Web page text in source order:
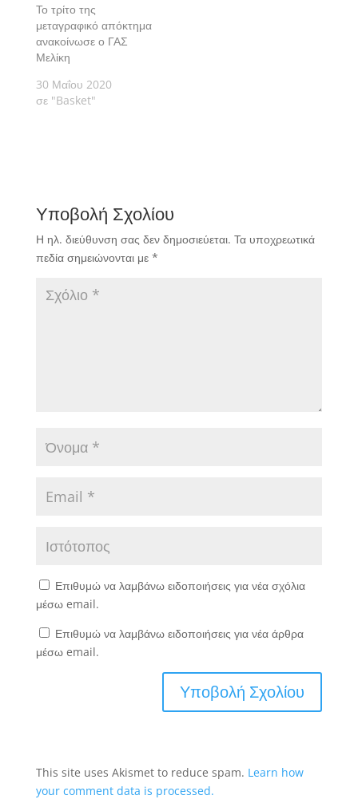
Το τρίτο της
μεταγραφικό απόκτημα
ανακοίνωσε ο ΓΑΣ
Μελίκη
30 Μαΐου 2020
σε "Basket"
Υποβολή Σχολίου
Η ηλ. διεύθυνση σας δεν δημοσιεύεται. Τα υποχρεωτικά
πεδία σημειώνονται με *
Επιθυμώ να λαμβάνω ειδοποιήσεις για νέα σχόλια
μέσω email.
Επιθυμώ να λαμβάνω ειδοποιήσεις για νέα άρθρα
μέσω email.
This site uses Akismet to reduce spam. Learn how
your comment data is processed.